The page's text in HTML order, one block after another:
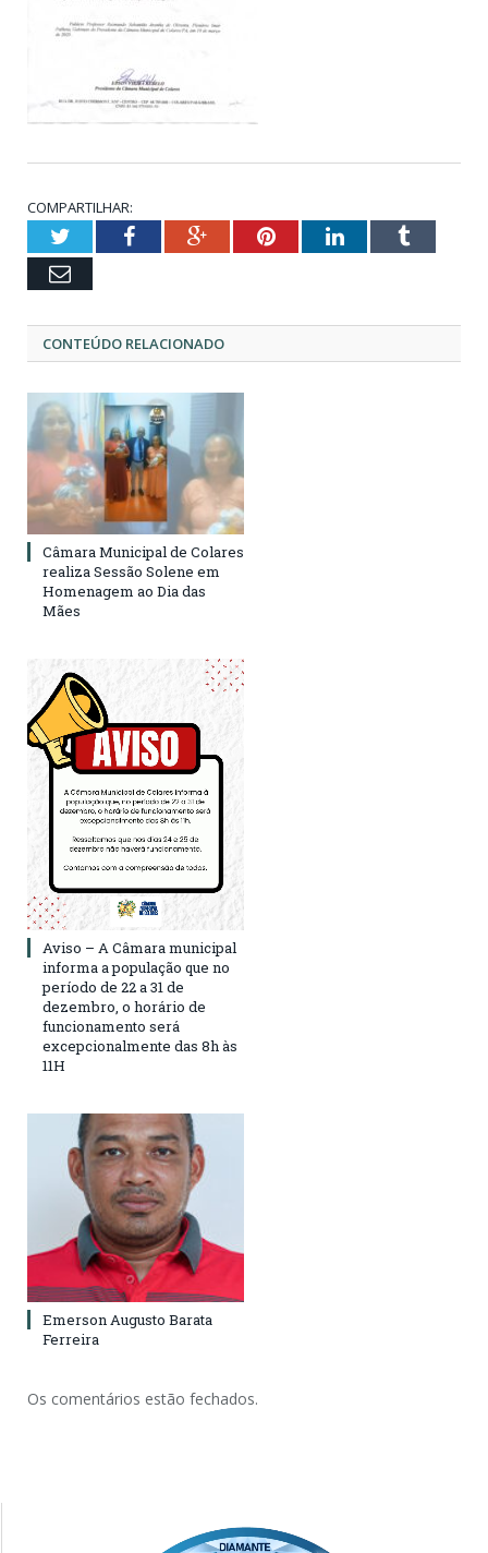
COMPARTILHAR:
TwitterFacebookGoogle+PinterestLinkedInTumblr
Email
CONTEÚDO RELACIONADO
Câmara Municipal de Colares
realiza Sessão Solene em
Homenagem ao Dia das
Mães
Aviso – A Câmara municipal
informa a população que no
período de 22 a 31 de
dezembro, o horário de
funcionamento será
excepcionalmente das 8h às
11H
Emerson Augusto Barata
Ferreira
Os comentários estão fechados.